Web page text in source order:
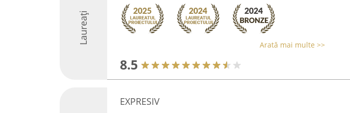
Laureați Arată mai multe >>
8.5
EXPRESIV